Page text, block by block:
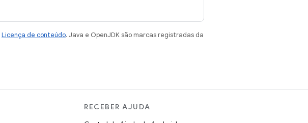
Licença de conteúdo. Java e OpenJDK são marcas registradas da
RECEBER AJUDA